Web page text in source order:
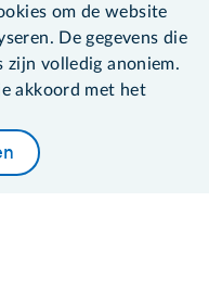
om de website
De gegevens die
zijn volledig anoniem.
akkoord met het